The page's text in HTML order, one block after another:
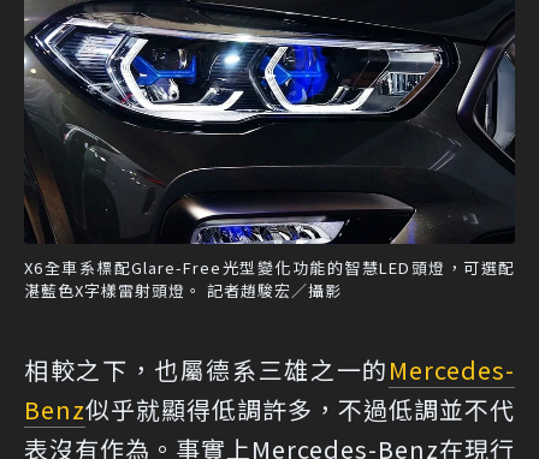
X6全車系標配Glare-Free光型變化功能的智慧LED頭燈，可選配
湛藍色X字樣雷射頭燈。 記者趙駿宏／攝影
相較之下，也屬德系三雄之一的Mercedes-
Benz似乎就顯得低調許多，不過低調並不代
表沒有作為。事實上Mercedes-Benz在現行